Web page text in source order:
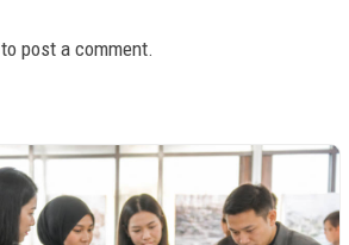
to post a comment.